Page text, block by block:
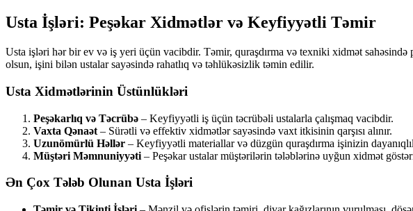
Usta İşləri: Peşəkar Xidmətlər və Keyfiyyətli Təmir
Usta işləri hər bir ev və iş yeri üçün vacibdir. Təmir, quraşdırma və texniki xidmət
olsun, işini bilən ustalar sayəsində rahatlıq və təhlükəsizlik təmin edilir.
Usta Xidmətlərinin Üstünlükləri
Peşəkarlıq və Təcrübə – Keyfiyyətli iş üçün təcrübəli ustalarla çalışmaq vacibdir.
Vaxta Qənaət – Sürətli və effektiv xidmətlər sayəsində vaxt itkisinin qarşısı alınır.
Uzunömürlü Həllər – Keyfiyyətli materiallar və düzgün quraşdırma işinizin
Müştəri Məmnuniyyəti – Peşəkar ustalar müştərilərin tələblərinə uyğun xidmət
Ən Çox Tələb Olunan Usta İşləri